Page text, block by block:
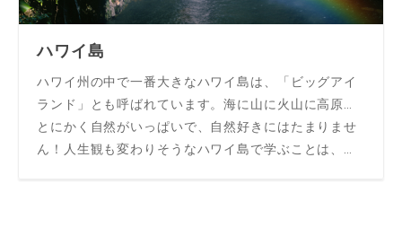
ハワイ島
ハワイ州の中で一番大きなハワイ島は、「ビッグアイ
ランド」とも呼ばれています。海に山に火山に高原…
とにかく自然がいっぱいで、自然好きにはたまりませ
ん！人生観も変わりそうなハワイ島で学ぶことは、き